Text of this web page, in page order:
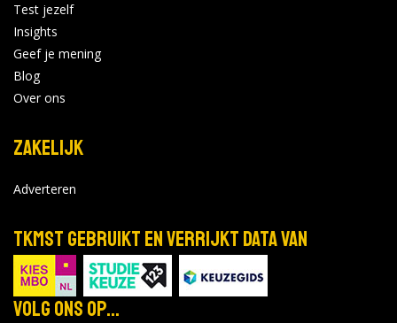
Test jezelf
Insights
Geef je mening
Blog
Over ons
Zakelijk
Adverteren
TKMST gebruikt en verrijkt data van
Volg ons op...